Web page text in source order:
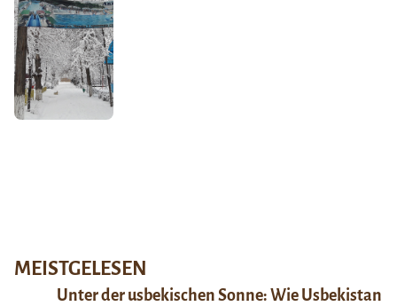
MEISTGELESEN
Unter der usbekischen Sonne: Wie Usbekistan